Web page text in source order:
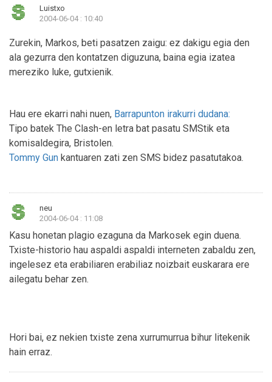
Luistxo
2004-06-04 : 10:40
Zurekin, Markos, beti pasatzen zaigu: ez dakigu egia den
ala gezurra den kontatzen diguzuna, baina egia izatea
mereziko luke, gutxienik.
Hau ere ekarri nahi nuen, Barrapunton irakurri dudana:
Tipo batek The Clash-en letra bat pasatu SMStik eta
komisaldegira, Bristolen.
Tommy Gun kantuaren zati zen SMS bidez pasatutakoa.
neu
2004-06-04 : 11:08
Kasu honetan plagio ezaguna da Markosek egin duena.
Txiste-historio hau aspaldi aspaldi interneten zabaldu zen,
ingelesez eta erabiliaren erabiliaz noizbait euskarara ere
ailegatu behar zen.
Hori bai, ez nekien txiste zena xurrumurrua bihur litekenik
hain erraz.